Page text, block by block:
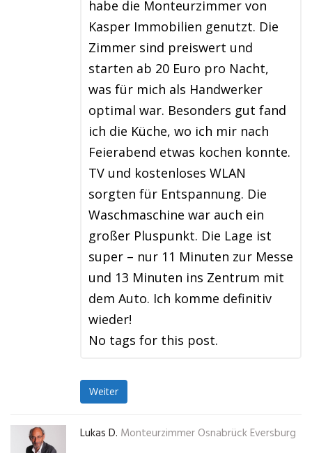
habe die Monteurzimmer von
Kasper Immobilien genutzt. Die
Zimmer sind preiswert und
starten ab 20 Euro pro Nacht,
was für mich als Handwerker
optimal war. Besonders gut fand
ich die Küche, wo ich mir nach
Feierabend etwas kochen konnte.
TV und kostenloses WLAN
sorgten für Entspannung. Die
Waschmaschine war auch ein
großer Pluspunkt. Die Lage ist
super – nur 11 Minuten zur Messe
und 13 Minuten ins Zentrum mit
dem Auto. Ich komme definitiv
wieder!
No tags for this post.
Weiter
Lukas D. Monteurzimmer Osnabrück Eversburg